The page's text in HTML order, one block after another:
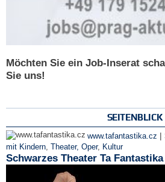
Möchten Sie ein Job-Inserat
Sie uns!
SEITENBLICK
www.tafantastika.cz |
mit Kindern, Theater, Oper, Kultur
Schwarzes Theater Ta